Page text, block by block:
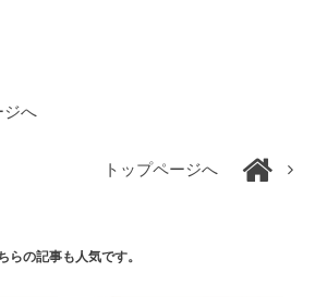
ジへ
トップページへ
らの記事も人気です。